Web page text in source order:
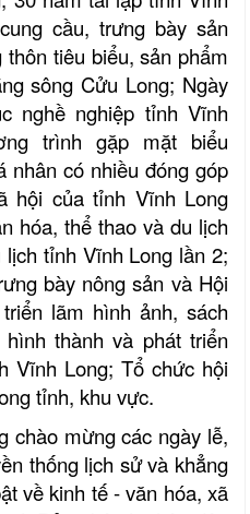
cầu, trưng bày sản
tiêu biểu, sản phẩm
sông Cửu Long; Ngày
nghề nghiệp tỉnh Vĩnh
trình gặp mặt biểu
nhân có nhiều đóng góp
hội của tỉnh Vĩnh Long
hóa, thể thao và du lịch
tỉnh Vĩnh Long lần 2;
bày nông sản và Hội
lãm hình ảnh, sách
thành và phát triển
Vĩnh Long; Tổ chức hội
tỉnh, khu vực.
chào mừng các ngày lễ,
thống lịch sửvà khẳng
về kinh tế - văn hóa, xã